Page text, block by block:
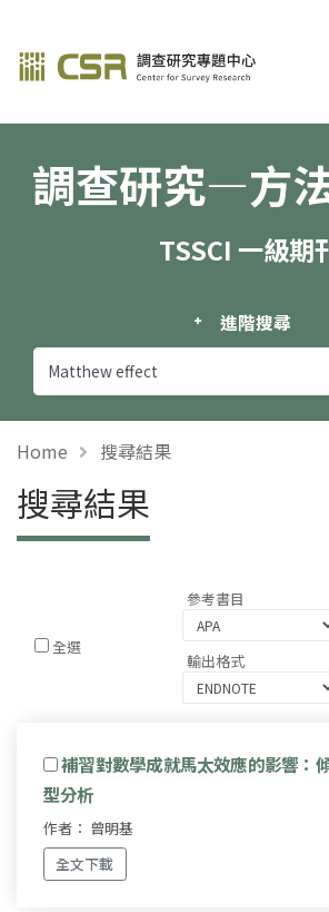
調查研究—方法與應
調查研究—方
TSSCI 一級期
進階搜尋
Home 搜尋結果
搜尋結果
全選
參考書目
輸出格式
補習對數學成就馬太效應的影響：
型分析
作者： 曾明基
全文下載